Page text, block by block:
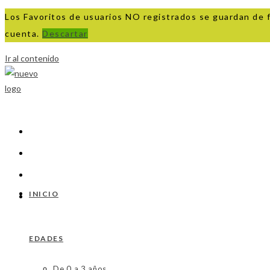
Los Favoritos de usuarios NO registrados se guardan
cuenta. Descartar
Ir al contenido
INICIO
EDADES